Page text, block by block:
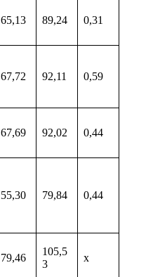
65,13 89,24 0,31
67,72 92,11 0,59
67,69 92,02 0,44
55,30 79,84 0,44
79,46
105,5
3
х